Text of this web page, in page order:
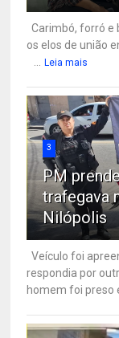
Carimbó, forró e
os elos de união
Leia mais
3
PM
trafegava
Nilópolis
Veículo foi
respondia por
homem foi preso